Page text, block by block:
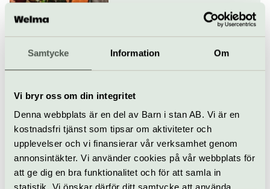
Samtycke Information Om
Vi bryr oss om din integritet
Denna webbplats är en del av Barn i stan AB. Vi är en
kostnadsfri tjänst som tipsar om aktiviteter och
upplevelser och vi finansierar vår verksamhet genom
annonsintäkter. Vi använder cookies på vår webbplats för
att ge dig en bra funktionalitet och för att samla in
Pop & rock Konsert
28 augusti
Blidösund Live
Almost Motown
11 jun–28 aug